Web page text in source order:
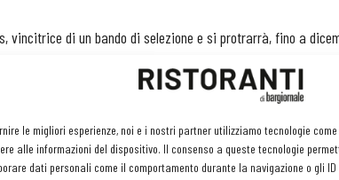
le migliori esperienze, noi e i nostri partner utilizziamo tecnologie
alle informazioni del dispositivo. Il consenso a queste tecnologie
dati personali come il comportamento durante la navigazione o gli
di un bando di selezione e si protrarrà, fino a
aderito sono una
ai clienti a portare a casa un pacchetto
È il ben noto family bag o doggy bag, molto diffuso
dove la timidezza del cliente ha ancora la meglio. Per